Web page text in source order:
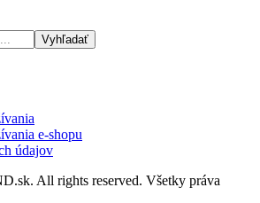
e-shopu
údajov
All rights reserved. Všetky práva